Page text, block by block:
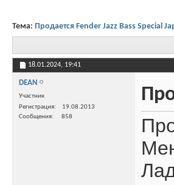
Тема: Продается Fender Jazz Bass Special
18.01.2024, 19:41
DEAN
Участник
Регистрация
19.08.2013
Сообщения
858